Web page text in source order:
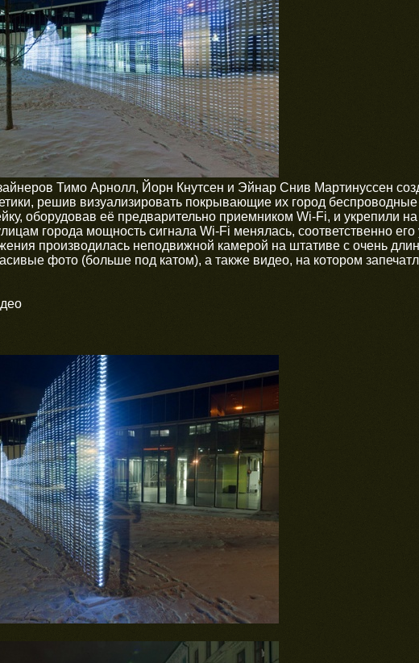
Тимо Арнолл, Йорн Кнутсен и Эйнар Снив Мартинуссен
решив визуализировать покрывающие их город
оборудовав её предварительно приемником Wi-Fi, и укрепили
города мощность сигнала Wi-Fi менялась, соответственно
производилась неподвижной камерой на штативе с очень
фото (больше под катом), а также видео, на котором